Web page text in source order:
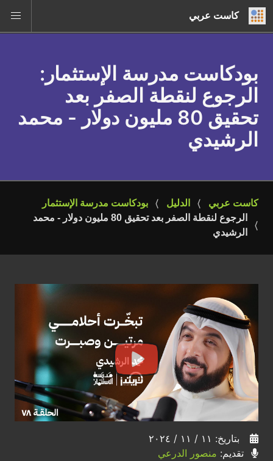
كاست عربي
بودكاست مدرسة الإستثمار :
الرجوع لنقطة الصفر بعد
تحقيق 80 مليون دولار - محمد
الرشيدي
كاست عربي الدليل
بودكاست مدرسة الإستثمار
الرجوع لنقطة الصفر بعد تحقيق 80 مليون دولار - محمد
الرشيدي
بتاريخ: ١١ / ١١ / ٢٠٢٤
تقديم: منصور الدرعي